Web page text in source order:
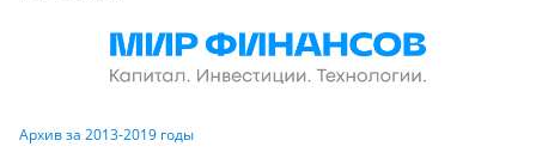
Архив за 2013-2019 годы